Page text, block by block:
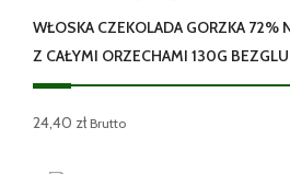
WŁOSKA CZEKOLADA GORZKA 72%
Z CAŁYMI ORZECHAMI 130G
24,40 zł Brutto